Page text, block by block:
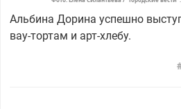
Альбина Дорина успешно
вау-тортам и арт-хлебу.